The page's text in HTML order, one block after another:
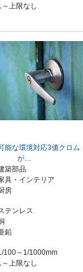
～上限なし
能な環境対応3価クロム
が…
築部品
具・インテリア
房
テンレス
鉛
100～1/1000mm
～上限なし